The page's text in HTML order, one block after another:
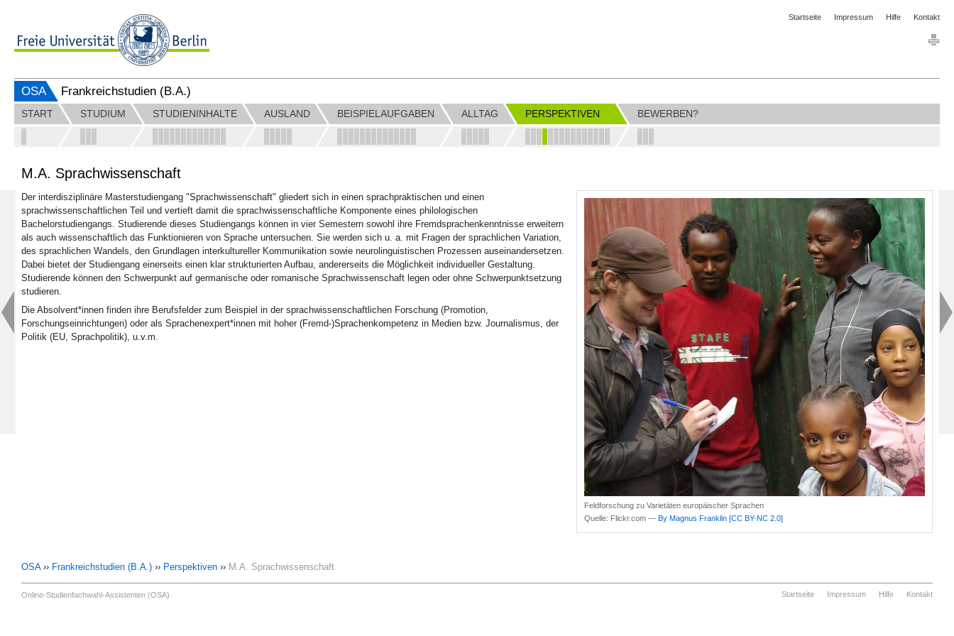
Startseite Impressum Hilfe Kontakt
OSA Frankreichstudien (B.A.)
START STUDIUM STUDIENINHALTE AUSLAND BEISPIELAUFGABEN ALLTAG PERSPEKTIVEN BEWERBEN?
M.A. Sprachwissenschaft
Der interdisziplinäre Masterstudiengang "Sprachwissenschaft" gliedert sich in einen sprachpraktischen und einen
sprachwissenschaftlichen Teil und vertieft damit die sprachwissenschaftliche Komponente eines philologischen
Bachelorstudiengangs. Studierende dieses Studiengangs können in vier Semestern sowohl ihre Fremdsprachenkenntnisse erweitern
als auch wissenschaftlich das Funktionieren von Sprache untersuchen. Sie werden sich u. a. mit Fragen der sprachlichen Variation,
des sprachlichen Wandels, den Grundlagen interkultureller Kommunikation sowie neurolinguistischen Prozessen auseinandersetzen.
Dabei bietet der Studiengang einerseits einen klar strukturierten Aufbau, andererseits die Möglichkeit individueller Gestaltung.
Studierende können den Schwerpunkt auf germanische oder romanische Sprachwissenschaft legen oder ohne Schwerpunktsetzung
studieren.
Die Absolvent*innen finden ihre Berufsfelder zum Beispiel in der sprachwissenschaftlichen Forschung (Promotion,
Forschungseinrichtungen) oder als Sprachenexpert*innen mit hoher (Fremd-)Sprachenkompetenz in Medien bzw. Journalismus, der
Politik (EU, Sprachpolitik), u.v.m.
Feldforschung zu Varietäten europäischer Sprachen
Quelle: Flickr.com — By Magnus Franklin [CC BY-NC 2.0]
OSA›› Frankreichstudien (B.A.) ›› Perspektiven ›› M.A. Sprachwissenschaft
Online-Studienfachwahl-Assistenten (OSA) Startseite Impressum Hilfe Kontakt